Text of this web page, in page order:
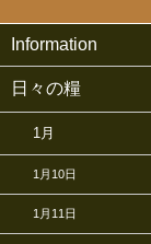
Information
日々の糧
1月
1月10日
1月11日